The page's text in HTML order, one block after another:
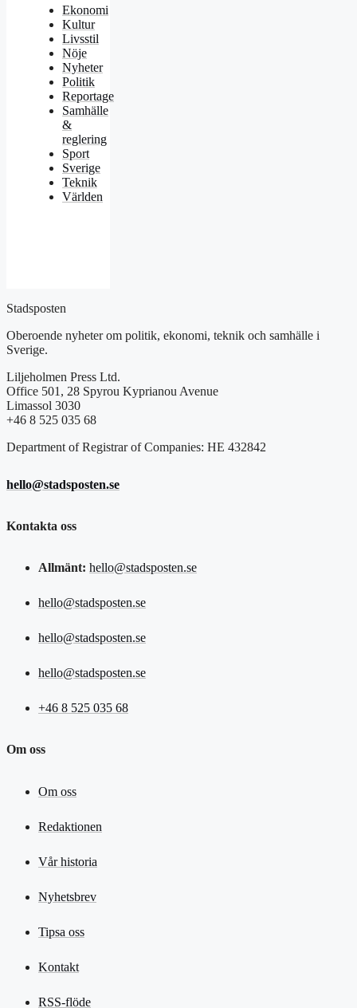
Ekonomi
Kultur
Livsstil
Nöje
Nyheter
Politik
Reportage
Samhälle
&
reglering
Sport
Sverige
Teknik
Världen
Stadsposten
Oberoende nyheter om politik, ekonomi, teknik och samhälle i
Sverige.
Liljeholmen Press Ltd.
Office 501, 28 Spyrou Kyprianou Avenue
Limassol 3030
+46 8 525 035 68
Department of Registrar of Companies: HE 432842
hello@stadsposten.se
Kontakta oss
Allmänt: hello@stadsposten.se
hello@stadsposten.se
hello@stadsposten.se
hello@stadsposten.se
+46 8 525 035 68
Om oss
Om oss
Redaktionen
Vår historia
Nyhetsbrev
Tipsa oss
Kontakt
RSS-flöde